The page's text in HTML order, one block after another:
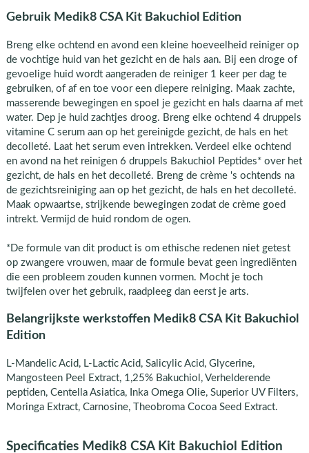
Gebruik Medik8 CSA Kit Bakuchiol Edition
Breng elke ochtend en avond een kleine hoeveelheid reiniger op
de vochtige huid van het gezicht en de hals aan. Bij een droge of
gevoelige huid wordt aangeraden de reiniger 1 keer per dag te
gebruiken, of af en toe voor een diepere reiniging. Maak zachte,
masserende bewegingen en spoel je gezicht en hals daarna af met
water. Dep je huid zachtjes droog. Breng elke ochtend 4 druppels
vitamine C serum aan op het gereinigde gezicht, de hals en het
decolleté. Laat het serum even intrekken. Verdeel elke ochtend
en avond na het reinigen 6 druppels Bakuchiol Peptides* over het
gezicht, de hals en het decolleté. Breng de crème 's ochtends na
de gezichtsreiniging aan op het gezicht, de hals en het decolleté.
Maak opwaartse, strijkende bewegingen zodat de crème goed
intrekt. Vermijd de huid rondom de ogen.
*De formule van dit product is om ethische redenen niet getest
op zwangere vrouwen, maar de formule bevat geen ingrediënten
die een probleem zouden kunnen vormen. Mocht je toch
twijfelen over het gebruik, raadpleeg dan eerst je arts.
Belangrijkste werkstoffen Medik8 CSA Kit Bakuchiol
Edition
L-Mandelic Acid, L-Lactic Acid, Salicylic Acid, Glycerine,
Mangosteen Peel Extract, 1,25% Bakuchiol, Verhelderende
peptiden, Centella Asiatica, Inka Omega Olie, Superior UV Filters,
Moringa Extract, Carnosine, Theobroma Cocoa Seed Extract.
Specificaties Medik8 CSA Kit Bakuchiol Edition